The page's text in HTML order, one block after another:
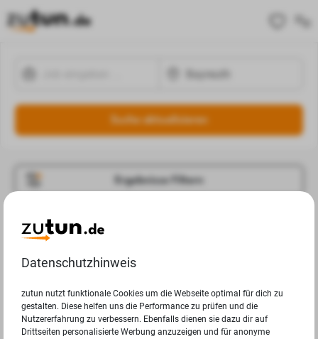
Suche aktualisieren
Ergebnisse Filtern
Jobangebote
Ergebnisse.
Datenschutzhinweis
zutun nutzt funktionale Cookies um die Webseite optimal für dich zu
gestalten. Diese helfen uns die Performance zu prüfen und die
Nutzererfahrung zu verbessern. Ebenfalls dienen sie dazu dir auf
Drittseiten personalisierte Werbung anzuzeigen und für anonyme